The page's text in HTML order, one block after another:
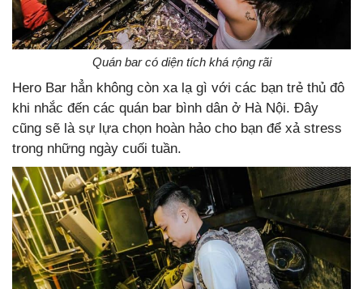
Quán bar có diện tích khá rộng rãi
Hero Bar hẳn không còn xa lạ gì với các bạn trẻ thủ đô
khi nhắc đến các quán bar bình dân ở Hà Nội. Đây
cũng sẽ là sự lựa chọn hoàn hảo cho bạn để xả stress
trong những ngày cuối tuần.